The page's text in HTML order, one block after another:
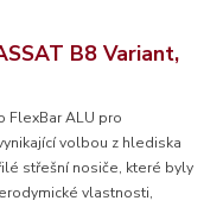
B8 Variant,
FlexBar ALU pro
volbou z hlediska
střešní nosiče, které byly
vlastnosti,